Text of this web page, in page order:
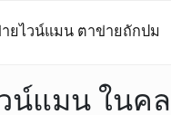
ยไวน์แมน ตาข่ายถักปม
น์แมน ในค